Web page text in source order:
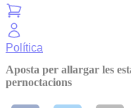
Política
Aposta per allargar les
pernoctacions